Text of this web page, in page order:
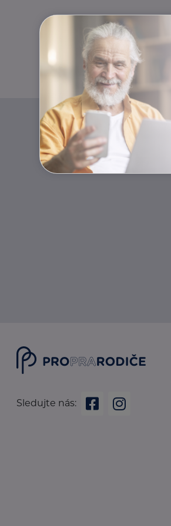
Sledujte nás: